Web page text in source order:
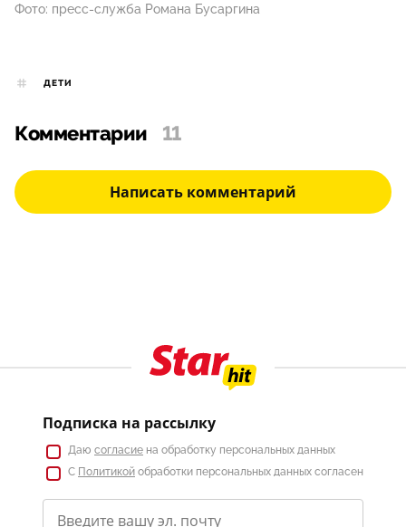
Фото: пресс-служба Романа Бусаргина
ДЕТИ
Комментарии 11
Написать комментарий
Подписка на рассылку
Даю согласие на обработку персональных данных
С Политикой обработки персональных данных согласен